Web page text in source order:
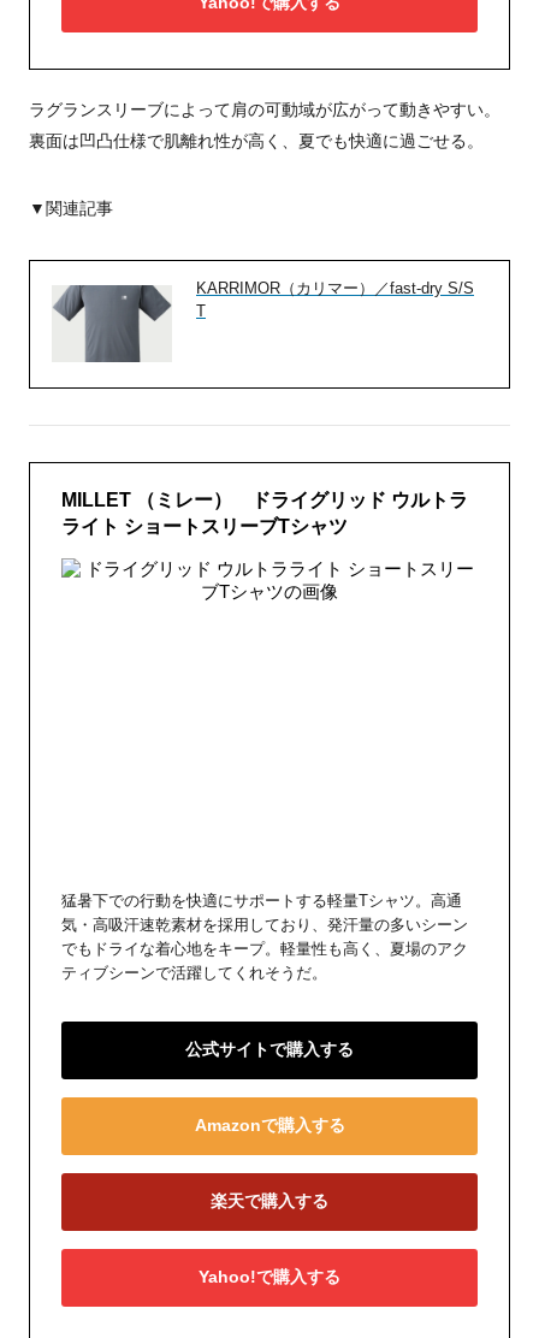
ラグランスリーブによって肩の可動域が広がって動きやすい。
裏面は凹凸仕様で肌離れ性が高く、夏でも快適に過ごせる。
▼関連記事
KARRIMOR（カリマー）／fast-dry S/S
T
MILLET （ミレー） ドライグリッド ウルトラ
ライト ショートスリーブTシャツ
猛暑下での行動を快適にサポートする軽量Tシャツ。高通
気・高吸汗速乾素材を採用しており、発汗量の多いシーン
でもドライな着心地をキープ。軽量性も高く、夏場のアク
ティブシーンで活躍してくれそうだ。
公式サイトで購入する
Amazonで購入する
楽天で購入する
Yahoo!で購入する